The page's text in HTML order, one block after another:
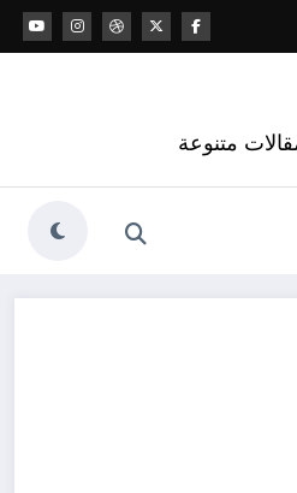
متنوعة